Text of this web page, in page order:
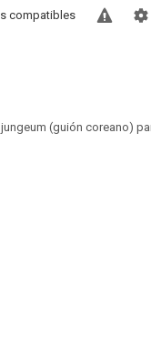
compatibles
(guión coreano)